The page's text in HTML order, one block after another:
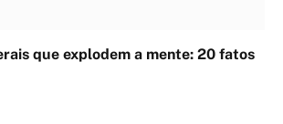
que explodem a mente: 20 fatos